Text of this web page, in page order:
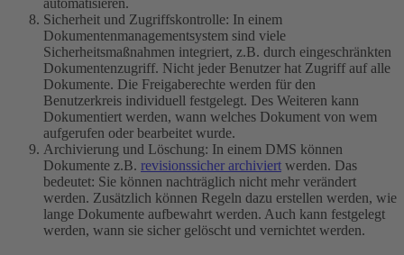
Sicherheit und Zugriffskontrolle: In einem
Dokumentenmanagementsystem sind viele
Sicherheitsmaßnahmen integriert, z.B. durch eingeschränkten
Dokumentenzugriff. Nicht jeder Benutzer hat Zugriff auf alle
Dokumente. Die Freigaberechte werden für den
Benutzerkreis individuell festgelegt. Des Weiteren kann
Dokumentiert werden, wann welches Dokument von wem
aufgerufen oder bearbeitet wurde.
Archivierung und Löschung: In einem DMS können
Dokumente z.B. revisionssicher archiviert werden. Das
bedeutet: Sie können nachträglich nicht mehr verändert
werden. Zusätzlich können Regeln dazu erstellen werden, wie
lange Dokumente aufbewahrt werden. Auch kann festgelegt
werden, wann sie sicher gelöscht und vernichtet werden.